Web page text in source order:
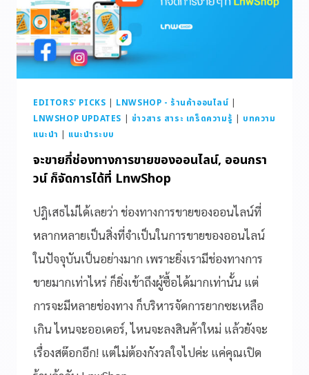
EDITORS' PICKS | LNWSHOP - ร้านค้าออนไลน์ |
LNWSHOP UPDATES | ข่าวสาร สาระ เกร็ดความรู้ | บทความ
แนะนำ | แนะนำระบบ
จะขายกี่ช่องทางการขายของออนไลน์, ออนกรา
วน์ ก็จัดการได้ที่ LnwShop
ปฎิเสธไม่ได้เลยว่า ช่องทางการขายของออนไลน์ที่
หลากหลายเป็นสิ่งที่จำเป็นในการขายของออนไลน์
ในปัจจุบันเป็นอย่างมาก เพราะยิ่งเรามีช่องทางการ
ขายมากเท่าไหร่ ก็ยิ่งเข้าถึงผู้ซื้อได้มากเท่านั้น แต่
การจะมีหลายช่องทาง ก็บริหารจัดการยากซะเหลือ
เกิน ไหนจะออเดอร์, ไหนจะลงสินค้าใหม่ แล้วยังจะ
เรื่องสต๊อกอีก! แต่ไม่ต้องกังวลใจไปค่ะ แค่คุณเปิด